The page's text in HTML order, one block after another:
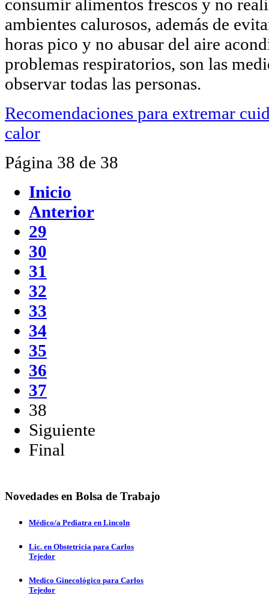
consumir alimentos frescos y no
ambientes calurosos, además de
horas pico y no abusar del aire
problemas respiratorios, son las
observar todas las personas.
Recomendaciones para extremar
calor
Página 38 de 38
Inicio
Anterior
29
30
31
32
33
34
35
36
37
38
Siguiente
Final
Novedades en Bolsa de Trabajo
Médico/a Pediatra en Lincoln
Lic. en Obstetricia para Carlos
Tejedor
Medico Ginecológico para Carlos
Tejedor